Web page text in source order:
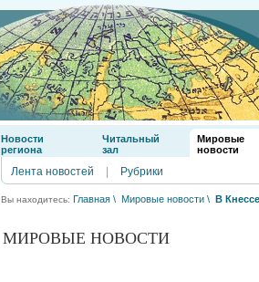
Новости
региона
Читальный
зал
Мировые
новости
Лента новостей Рубрики
Вы находитесь: Главная \ Мировые новости \ В
МИРОВЫЕ НОВОСТИ